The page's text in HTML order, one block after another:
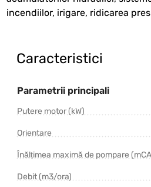
incendiilor, irigare, ridicarea
Caracteristici
Parametrii principali
Putere motor (kW)
Orientare
Înălțimea maximă de pompare
Debit (m3/ora)